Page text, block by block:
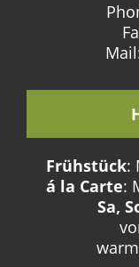
Frühstück:
á la Carte:
Sa,